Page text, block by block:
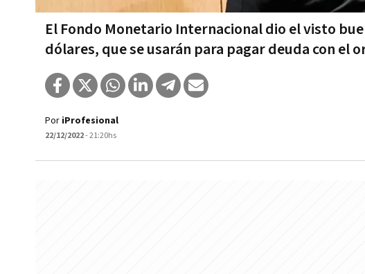
El Fondo Monetario Internacional dio el visto
dólares, que se usarán para pagar deuda con el
Por iProfesional
22/12/2022- 21:20hs